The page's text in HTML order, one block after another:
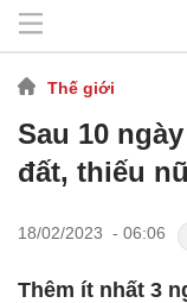
Thế giới
Sau 10
đất, thiếu
18/02/2023 - 06:06
Thêm ít nhất 3